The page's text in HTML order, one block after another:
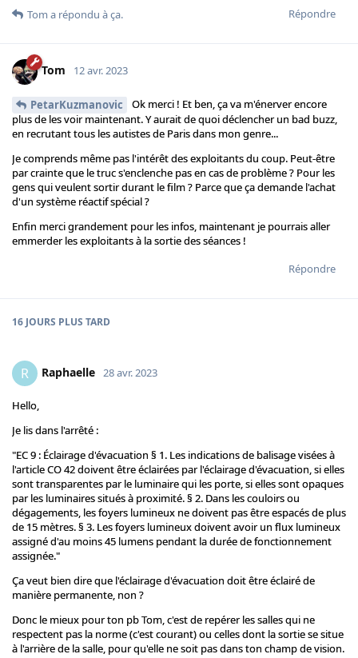
Répondre
Tom a répondu à ça.
Tom 12 avr. 2023
PetarKuzmanovic
Ok merci ! Et ben, ça va m'énerver encore
plus de les voir maintenant. Y aurait de quoi déclencher un bad buzz,
en recrutant tous les autistes de Paris dans mon genre...
Je comprends même pas l'intérêt des exploitants du coup. Peut-être
par crainte que le truc s'enclenche pas en cas de problème ? Pour les
gens qui veulent sortir durant le film ? Parce que ça demande l'achat
d'un système réactif spécial ?
Enfin merci grandement pour les infos, maintenant je pourrais aller
emmerder les exploitants à la sortie des séances !
Répondre
16 JOURS PLUS TARD
R Raphaelle 28 avr. 2023
Hello,
Je lis dans l'arrêté :
"EC 9 : Éclairage d'évacuation § 1. Les indications de balisage visées à
l'article CO 42 doivent être éclairées par l'éclairage d'évacuation, si elles
sont transparentes par le luminaire qui les porte, si elles sont opaques
par les luminaires situés à proximité. § 2. Dans les couloirs ou
dégagements, les foyers lumineux ne doivent pas être espacés de plus
de 15 mètres. § 3. Les foyers lumineux doivent avoir un flux lumineux
assigné d'au moins 45 lumens pendant la durée de fonctionnement
assignée."
Ça veut bien dire que l'éclairage d'évacuation doit être éclairé de
manière permanente, non ?
Donc le mieux pour ton pb Tom, c'est de repérer les salles qui ne
respectent pas la norme (c'est courant) ou celles dont la sortie se situe
à l'arrière de la salle, pour qu'elle ne soit pas dans ton champ de vision.